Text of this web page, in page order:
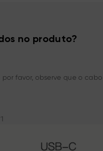
no produto?
favor, observe que o